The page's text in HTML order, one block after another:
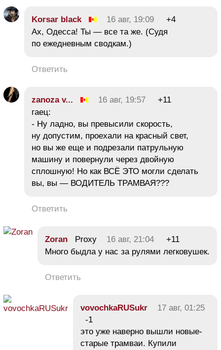
Korsar black 16 авг, 19:09
+4
Ах, Одесса! Ты — все та же. (Судя
по ежедневным сводкам.)
Ответить
zanoza v... 16 авг, 19:57
+11
гаец:
- Ну ладно, вы превысили скорость,
ну допустим, проехали на красный свет,
но вы же еще и подрезали патрульную
машину и повернули через двойную
сплошную! Но как ВСЁ ЭТО могли сделать
вы, вы — ВОДИТЕЛЬ ТРАМВАЯ???
Ответить
Zoran Proxy 16 авг, 21:04
+11
Много быдлa у нас за рулями легковушек.
Ответить
vovochkaRUSukr
17 авг, 01:25
-1
это уже наверно вышли новые-
старые трамваи. Купили